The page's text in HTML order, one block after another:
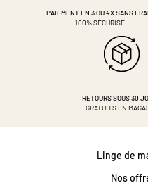
PAIEMENT EN 3 OU 4XSANS
100% SÉCURISÉ
RETOURS SOUS 30
GRATUITS EN
Linge de
Nos